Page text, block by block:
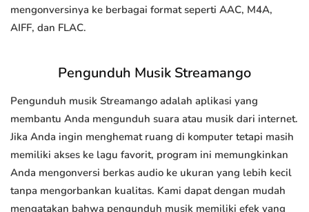
mengonversinya ke berbagai format seperti AAC, M4A,
AIFF, dan FLAC.
Pengunduh Musik Streamango
Pengunduh musik Streamango adalah aplikasi yang
membantu Anda mengunduh suara atau musik dari internet.
Jika Anda ingin menghemat ruang di komputer tetapi masih
memiliki akses ke lagu favorit, program ini memungkinkan
Anda mengonversi berkas audio ke ukuran yang lebih kecil
tanpa mengorbankan kualitas. Kami dapat dengan mudah
mengatakan bahwa pengunduh musik memiliki efek yang